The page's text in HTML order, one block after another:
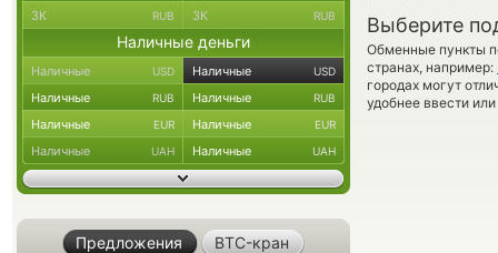
Выберите
Обменные пункты
странах, например:
городах могут
удобнее ввести
ЗК RUB ЗК RUB
Наличные деньги
Наличные USD Наличные USD
Наличные RUB Наличные RUB
Наличные EUR Наличные EUR
Наличные UAH Наличные UAH
Предложения BTC-кран